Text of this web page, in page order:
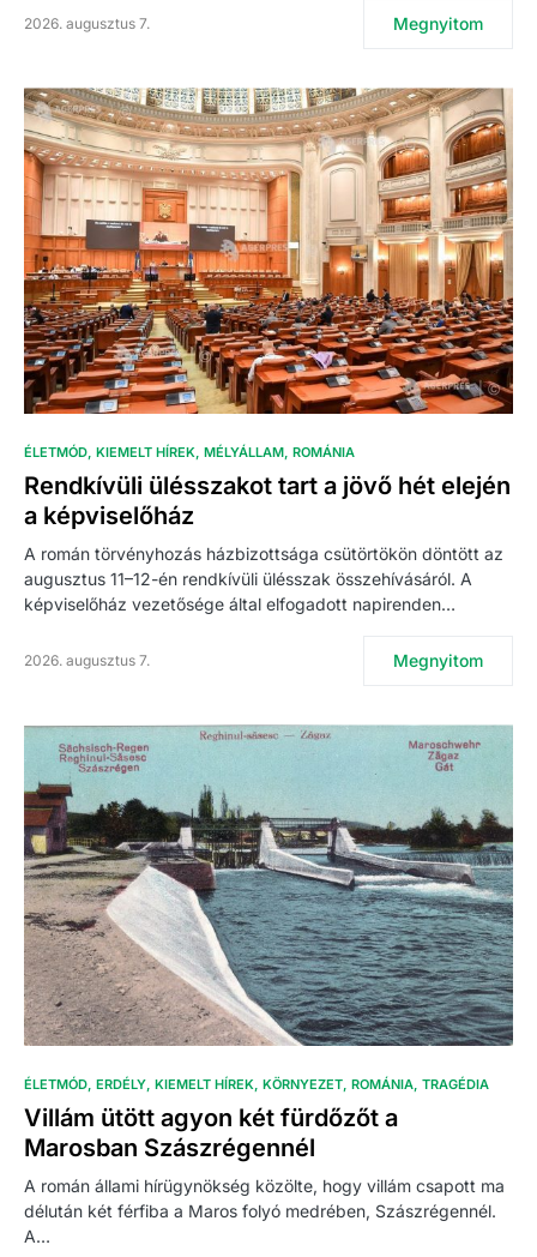
2026. augusztus 7. Megnyitom
ÉLETMÓD KIEMELT HÍREK MÉLYÁLLAM ROMÁNIA
Rendkívüli ülésszakot tart a jövő hét elején
a képviselőház
A román törvényhozás házbizottsága csütörtökön döntött az
augusztus 11–12-én rendkívüli ülésszak összehívásáról. A
képviselőház vezetősége által elfogadott napirenden…
2026. augusztus 7. Megnyitom
ÉLETMÓD ERDÉLY KIEMELT HÍREK KÖRNYEZET ROMÁNIA TRAGÉDIA
Villám ütött agyon két fürdőzőt a
Marosban Szászrégennél
A román állami hírügynökség közölte, hogy villám csapott ma
délután két férfiba a Maros folyó medrében, Szászrégennél.
A…